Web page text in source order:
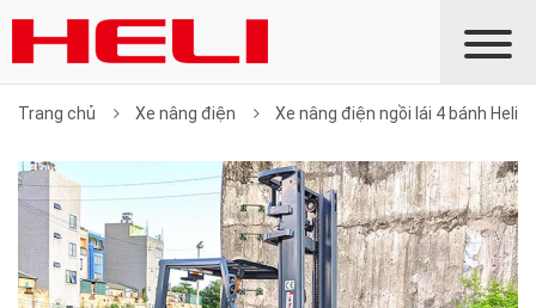
Trang chủ Xe nâng điện Xe nâng điện ngồi lái 4 bánh Heli